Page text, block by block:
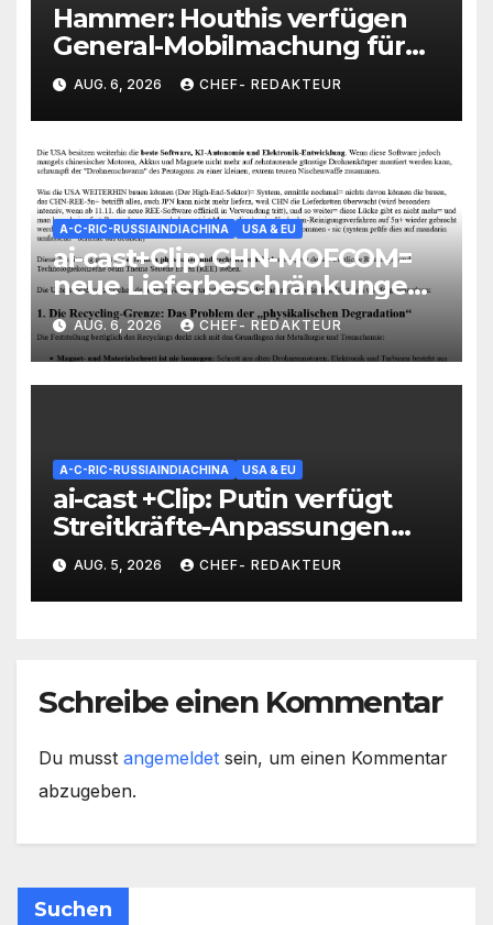
Hammer: Houthis verfügen
General-Mobilmachung für
Saudi-Krieg= Kampf um
Vorherrschaft auf der
Arabischen Halbinsel
AUG. 6, 2026 CHEF- REDAKTEUR
A-C-RIC-RUSSIAINDIACHINA USA & EU
ai-cast+Clip: CHN-MOFCOM=
neue Lieferbeschränkungen/
Blockaden gegen US-
Rüstungs-Industrie/
Auswirkungen heftig
AUG. 6, 2026 CHEF- REDAKTEUR
A-C-RIC-RUSSIAINDIACHINA USA & EU
ai-cast +Clip: Putin verfügt
Streitkräfte-Anpassungen
(=Lehren aus UKR-Krieg)=
Unbemannte Systeme nun
als Teilstreitkraft, etc.
AUG. 5, 2026 CHEF- REDAKTEUR
Schreibe einen Kommentar
Du musst angemeldet sein, um einen Kommentar
abzugeben.
Suchen